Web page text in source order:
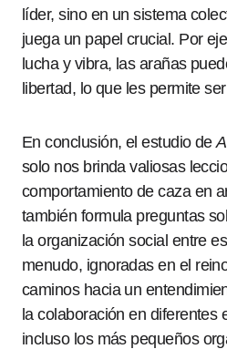
líder, sino en un sistema
juega un papel crucial. Por
lucha y vibra, las arañas
libertad, lo que les permite
En conclusión, el estudio de
solo nos brinda valiosas
comportamiento de caza en
también formula preguntas
la organización social entre
menudo, ignoradas en el
caminos hacia un
la colaboración en diferentes
incluso los más pequeños